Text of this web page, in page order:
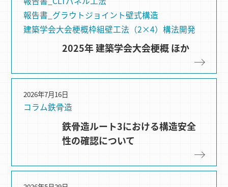
報告書_グラウトジョイント壁式構造
建築学会大会梗概枠組壁⼯法（2×4） 構法開発
2025年 建築学会大会梗概 ほか
コラム鉄骨造
2026年7月16日
鉄骨造ルート3における構造安全
性の確認について